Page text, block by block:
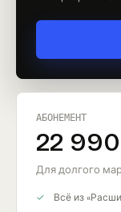
АБОНЕМЕНТ
22
Для долгого
Всё из